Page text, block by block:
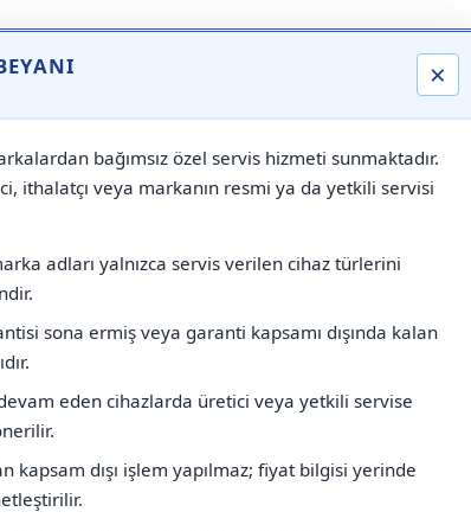
×
bağımsız özel servis hizmeti sunmaktadır.
ithalatçı veya markanın resmi ya da yetkili servisi
adları yalnızca servis verilen cihaz türlerini
sona ermiş veya garanti kapsamı dışında kalan
eden cihazlarda üretici veya yetkili servise
kapsam dışı işlem yapılmaz; fiyat bilgisi yerinde
⚠️ Markadan Bağımsız "Özel Servis" Hizmeti
Servisi
geçerek Westinghouse Servisi